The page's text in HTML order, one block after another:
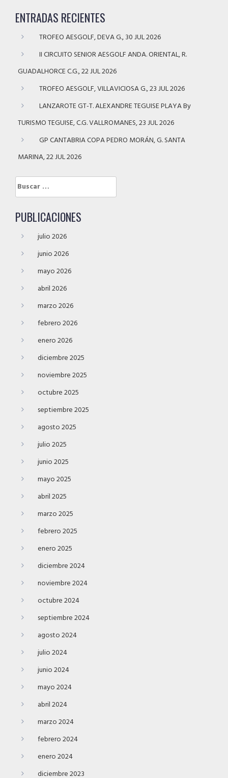
ENTRADAS RECIENTES
TROFEO AESGOLF, DEVA G., 30 JUL 2026
II CIRCUITO SENIOR AESGOLF ANDA. ORIENTAL, R.
GUADALHORCE C.G., 22 JUL 2026
TROFEO AESGOLF, VILLAVICIOSA G., 23 JUL 2026
LANZAROTE GT-T. ALEXANDRE TEGUISE PLAYA By
TURISMO TEGUISE, C.G. VALLROMANES, 23 JUL 2026
GP CANTABRIA COPA PEDRO MORÁN, G. SANTA
MARINA, 22 JUL 2026
Buscar:
PUBLICACIONES
julio 2026
junio 2026
mayo 2026
abril 2026
marzo 2026
febrero 2026
enero 2026
diciembre 2025
noviembre 2025
octubre 2025
septiembre 2025
agosto 2025
julio 2025
junio 2025
mayo 2025
abril 2025
marzo 2025
febrero 2025
enero 2025
diciembre 2024
noviembre 2024
octubre 2024
septiembre 2024
agosto 2024
julio 2024
junio 2024
mayo 2024
abril 2024
marzo 2024
febrero 2024
enero 2024
diciembre 2023